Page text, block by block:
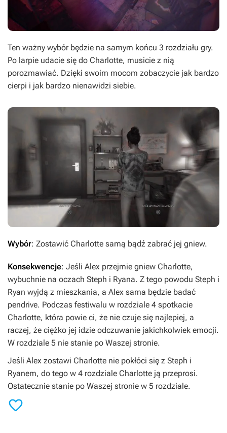
Ten ważny wybór będzie na samym końcu 3 rozdziału gry.
Po larpie udacie się do Charlotte, musicie z nią
porozmawiać. Dzięki swoim mocom zobaczycie jak bardzo
cierpi i jak bardzo nienawidzi siebie.
Wybór: Zostawić Charlotte samą bądź zabrać jej gniew.
Konsekwencje: Jeśli Alex przejmie gniew Charlotte,
wybuchnie na oczach Steph i Ryana. Z tego powodu Steph i
Ryan wyjdą z mieszkania, a Alex sama będzie badać
pendrive. Podczas festiwalu w rozdziale 4 spotkacie
Charlotte, która powie ci, że nie czuje się najlepiej, a
raczej, że ciężko jej idzie odczuwanie jakichkolwiek emocji.
W rozdziale 5 nie stanie po Waszej stronie.
Jeśli Alex zostawi Charlotte nie pokłóci się z Steph i
Ryanem, do tego w 4 rozdziale Charlotte ją przeprosi.
Ostatecznie stanie po Waszej stronie w 5 rozdziale.
